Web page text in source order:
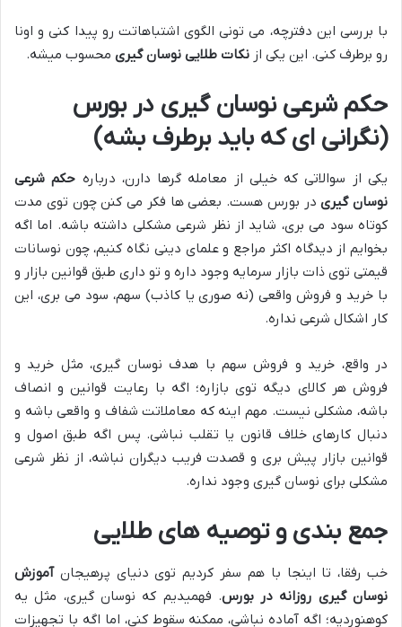
با بررسی این دفترچه، می تونی الگوی اشتباهاتت رو پیدا کنی و اونا
رو برطرف کنی. این یکی از نکات طلایی نوسان گیری محسوب میشه.
حکم شرعی نوسان گیری در بورس
(نگرانی ای که باید برطرف بشه)
یکی از سوالاتی که خیلی از معامله گرها دارن، درباره حکم شرعی
نوسان گیریدر بورس هست. بعضی ها فکر می کنن چون توی مدت
کوتاه سود می بری، شاید از نظر شرعی مشکلی داشته باشه. اما اگه
بخوایم از دیدگاه اکثر مراجع و علمای دینی نگاه کنیم، چون نوسانات
قیمتی توی ذات بازار سرمایه وجود داره و تو داری طبق قوانین بازار و
با خرید و فروش واقعی (نه صوری یا کاذب) سهم، سود می بری، این
کار اشکال شرعی نداره.
در واقع، خرید و فروش سهم با هدف نوسان گیری، مثل خرید و
فروش هر کالای دیگه توی بازاره؛ اگه با رعایت قوانین و انصاف
باشه، مشکلی نیست. مهم اینه که معاملاتت شفاف و واقعی باشه و
دنبال کارهای خلاف قانون یا تقلب نباشی. پس اگه طبق اصول و
قوانین بازار پیش بری و قصدت فریب دیگران نباشه، از نظر شرعی
مشکلی برای نوسان گیری وجود نداره.
جمع بندی و توصیه های طلایی
خب رفقا، تا اینجا با هم سفر کردیم توی دنیای پرهیجانآموزش
نوسان گیری روزانه در بورس. فهمیدیم که نوسان گیری، مثل یه
کوهنوردیه؛ اگه آماده نباشی، ممکنه سقوط کنی، اما اگه با تجهیزات